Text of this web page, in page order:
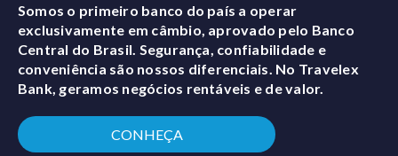
Somos o primeiro banco do país a operar
exclusivamente em câmbio, aprovado pelo Banco
Central do Brasil. Segurança, confiabilidade e
conveniência são nossos diferenciais. No Travelex
Bank, geramos negócios rentáveis e de valor.
CONHEÇA